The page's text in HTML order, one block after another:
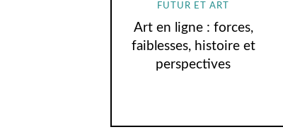
FUTUR ET ART
Art en ligne : forces,
faiblesses, histoire et
perspectives